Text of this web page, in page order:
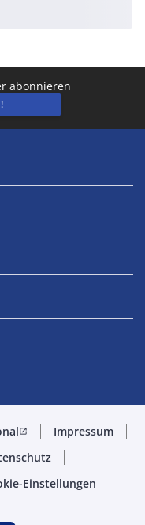
abonnieren
open_in_new
Impressum
Einstellungen